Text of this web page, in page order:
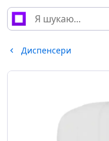
Диспенсери